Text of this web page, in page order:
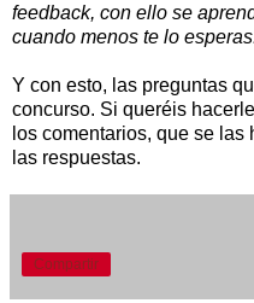
feedback, con ello se
cuando menos te lo
Y con esto, las preguntas
concurso. Si queréis
los comentarios, que se
las respuestas.
Compartir